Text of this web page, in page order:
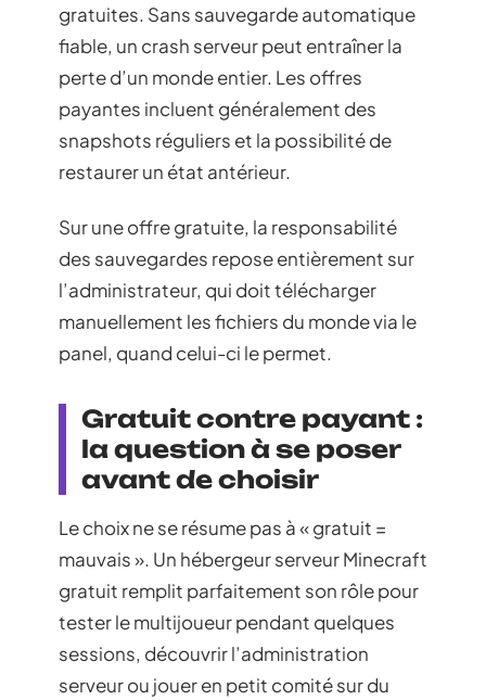
gratuites. Sans sauvegarde automatique
fiable, un crash serveur peut entraîner la
perte d’un monde entier. Les offres
payantes incluent généralement des
snapshots réguliers et la possibilité de
restaurer un état antérieur.
Sur une offre gratuite, la responsabilité
des sauvegardes repose entièrement sur
l’administrateur, qui doit télécharger
manuellement les fichiers du monde via le
panel, quand celui-ci le permet.
Gratuit contre payant :
la question à se poser
avant de choisir
Le choix ne se résume pas à « gratuit =
mauvais ». Un hébergeur serveur Minecraft
gratuit remplit parfaitement son rôle pour
tester le multijoueur pendant quelques
sessions, découvrir l’administration
serveur ou jouer en petit comité sur du